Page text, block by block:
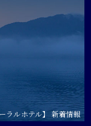
ラルホテル】 新着情報